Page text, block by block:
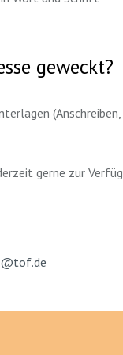
geweckt?
gerne zur